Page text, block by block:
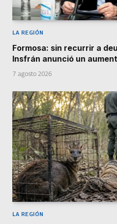
LA REGIÓN
Formosa: sin recurrir a
Insfrán anunció un
7 agosto 2026
LA REGIÓN